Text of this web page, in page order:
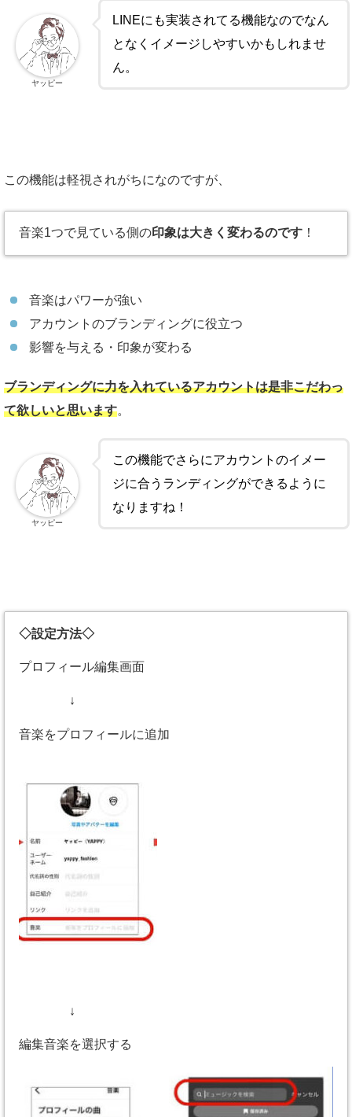
LINEにも実装されてる機能なのでなん
となくイメージしやすいかもしれませ
ん。
ヤッピー
この機能は軽視されがちになのですが、
音楽1つで見ている側の印象は大きく変わるのです！
音楽はパワーが強い
アカウントのブランディングに役立つ
影響を与える・印象が変わる
ブランディングに力を入れているアカウントは是非こだわっ
て欲しいと思います。
この機能でさらにアカウントのイメー
ジに合うランディングができるように
なりますね！
ヤッピー
◇設定方法◇
プロフィール編集画面
↓
音楽をプロフィールに追加
↓
編集音楽を選択する